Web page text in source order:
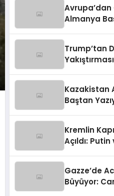
Avrupa’dan
Almanya
Trump’tan
Kazakistan
Baştan
Kremlin
Açıldı:
Gazze’de
Büyüyor: